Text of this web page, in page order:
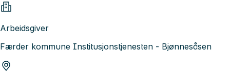
Arbeidsgiver
Færder kommune Institusjonstjenesten - Bjønnesåsen